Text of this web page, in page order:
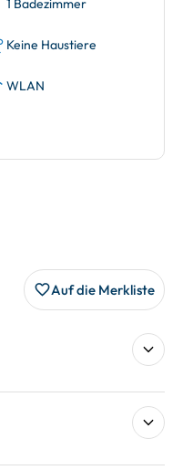
1 Badezimmer
Keine Haustiere
WLAN
Auf die Merkliste